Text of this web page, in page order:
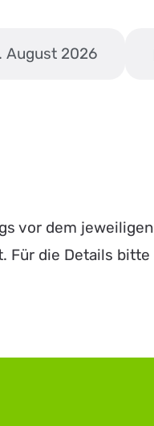
August 2026
vor dem jeweiligen
Für die Details bitte